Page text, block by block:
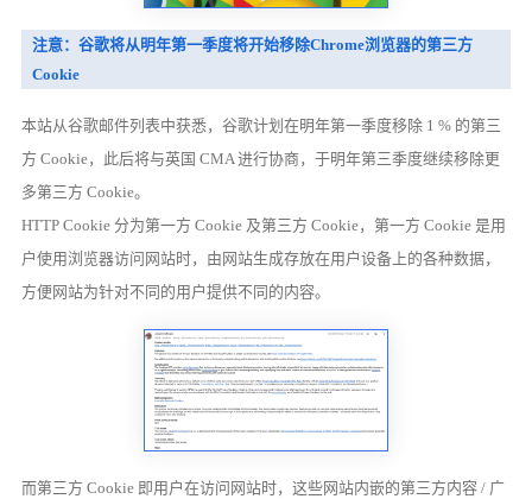
注意：谷歌将从明年第一季度将开始移除Chrome浏览器的第三方
Cookie
本站从谷歌邮件列表中获悉，谷歌计划在明年第一季度移除 1 % 的第三
方 Cookie，此后将与英国 CMA 进行协商，于明年第三季度继续移除更
多第三方 Cookie。
HTTP Cookie 分为第一方 Cookie 及第三方 Cookie，第一方 Cookie 是用
户使用浏览器访问网站时，由网站生成存放在用户设备上的各种数据，
方便网站为针对不同的用户提供不同的内容。
而第三方 Cookie 即用户在访问网站时，这些网站内嵌的第三方内容 / 广